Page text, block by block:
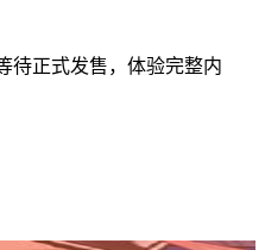
待正式发售，体验完整内